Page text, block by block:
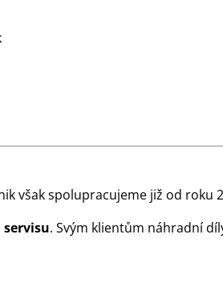
však spolupracujeme již od roku
. Svým klientům náhradní